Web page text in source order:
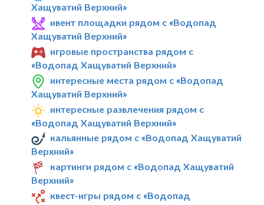
Хащуватий Верхний»
ивент площадки рядом с «Водопад
Хащуватий Верхний»
игровые пространства рядом с
«Водопад Хащуватий Верхний»
интересные места рядом с «Водопад
Хащуватий Верхний»
интересные развлечения рядом с
«Водопад Хащуватий Верхний»
кальянные рядом с «Водопад Хащуватий
Верхний»
картинги рядом с «Водопад Хащуватий
Верхний»
квест-игры рядом с «Водопад